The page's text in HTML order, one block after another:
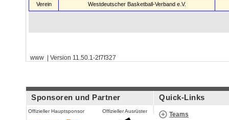
Verein Westdeutscher Basketball-Verband e.V.
www | Version 11.50.1-2f7f327
Sponsoren und Partner
Offizieller Hauptsponsor Offizieller Ausrüster
Quick-Links
Teams